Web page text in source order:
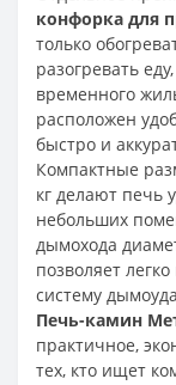
конфорка для
только
разогревать
временного
расположен
быстро и
Компактные
кг делают печь
небольших
дымохода
позволяет
систему
Печь-камин
практичное,
тех, кто ищет